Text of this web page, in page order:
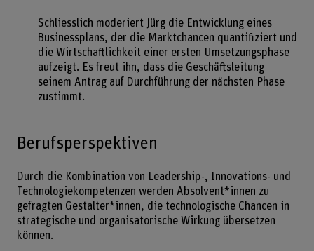
Schliesslich moderiert Jürg die Entwicklung eines
Businessplans, der die Marktchancen quantifiziert und
die Wirtschaftlichkeit einer ersten Umsetzungsphase
aufzeigt. Es freut ihn, dass die Geschäftsleitung
seinem Antrag auf Durchführung der nächsten Phase
zustimmt.
Berufsperspektiven
Durch die Kombination von Leadership-, Innovations- und
Technologiekompetenzen werden Absolvent*innen zu
gefragten Gestalter*innen, die technologische Chancen in
strategische und organisatorische Wirkung übersetzen
können.